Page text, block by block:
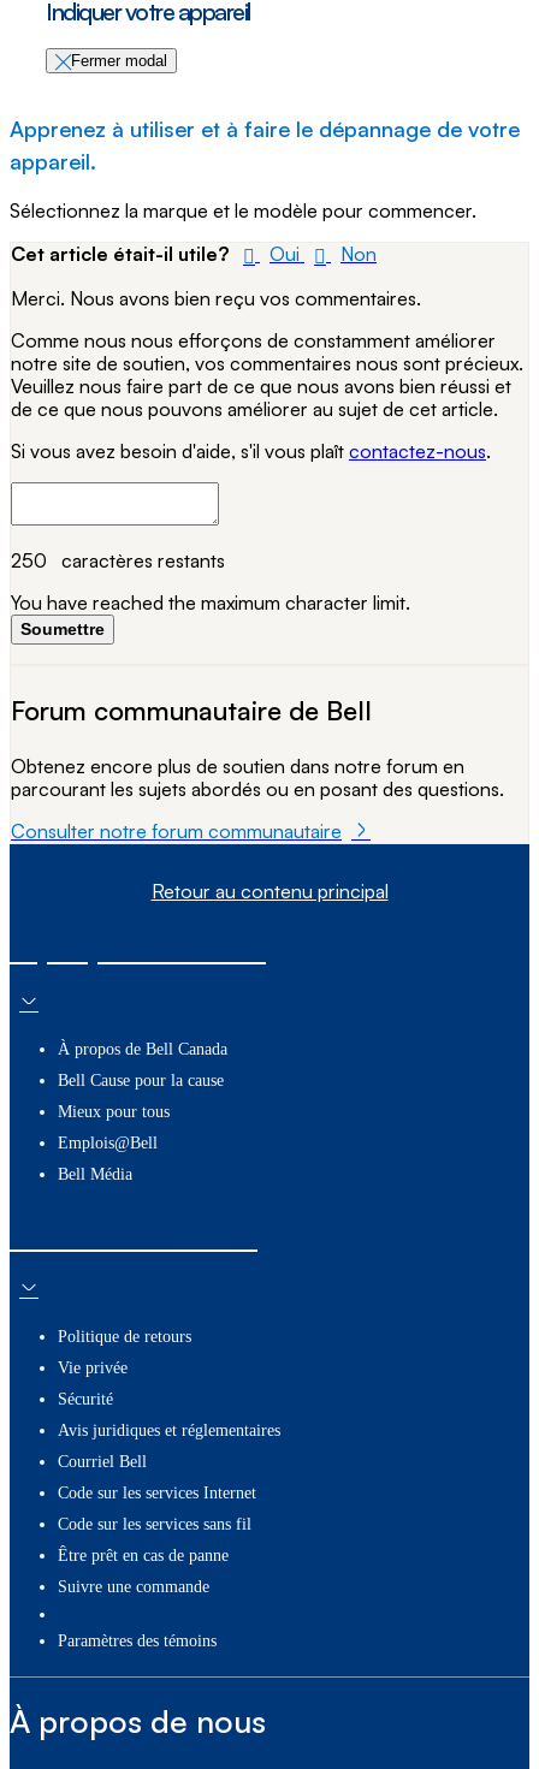
Indiquer votre appareil
Fermer modal
Apprenez à utiliser et à faire le dépannage de votre
appareil.
Sélectionnez la marque et le modèle pour commencer.
Cet article était-il utile?
Oui
Non
Merci. Nous avons bien reçu vos commentaires.
Comme nous nous efforçons de constamment améliorer
notre site de soutien, vos commentaires nous sont précieux.
Veuillez nous faire part de ce que nous avons bien réussi et
de ce que nous pouvons améliorer au sujet de cet article.
Si vous avez besoin d'aide, s'il vous plaît contactez-nous.
250 caractères restants
You have reached the maximum character limit.
Soumettre
Forum communautaire de Bell
Obtenez encore plus de soutien dans notre forum en
parcourant les sujets abordés ou en posant des questions.
Consulter notre forum communautaire
Retour au contenu principal
À propos de Bell Canada
Bell Cause pour la cause
Mieux pour tous
Emplois@Bell
Bell Média
Politique de retours
Vie privée
Sécurité
Avis juridiques et réglementaires
Courriel Bell
Code sur les services Internet
Code sur les services sans fil
Être prêt en cas de panne
Suivre une commande
paramètres des témoins
À propos de nous